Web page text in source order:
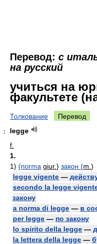
Перевод: с
на русский
учиться на
факультете
Толкование Перевод
1
legge
f.
1.
1) (norma giur.) закон (m. )
legge vigente —
secondo la legge
закону
a norma di legge — в
per legge — по закону
lo spirito della legge —
la lettera della legge —